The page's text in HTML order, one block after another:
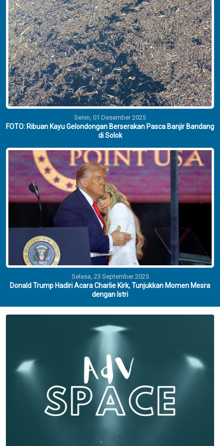
Senin, 01 Desember 2025
FOTO: Ribuan Kayu Gelondongan Berserakan Pasca Banjir Bandang
di Solok
Selasa, 23 September 2025
Donald Trump Hadiri Acara Charlie Kirk, Tunjukkan Momen Mesra
dengan Istri